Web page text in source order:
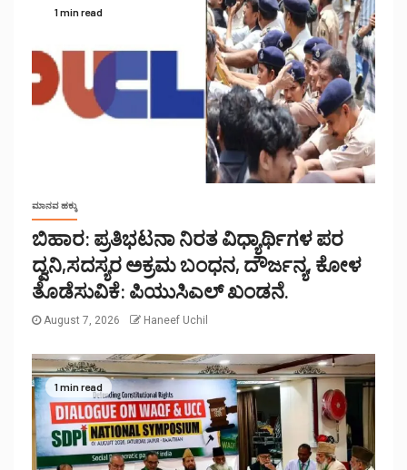
1 min read
ಮಾನವ ಹಕ್ಕು
ಬಿಹಾರ: ಪ್ರತಿಭಟನಾ ನಿರತ ವಿಧ್ಯಾರ್ಥಿಗಳ ಪರ
ದ್ವನಿ,ಸದಸ್ಯರ ಅಕ್ರಮ ಬಂಧನ, ದೌರ್ಜನ್ಯ, ಕೋಳ
ತೊಡೆಸುವಿಕೆ: ಪಿಯುಸಿಎಲ್ ಖಂಡನೆ.
August 7, 2026 Haneef Uchil
1 min read